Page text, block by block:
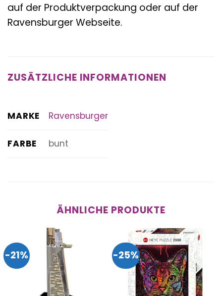
auf der Produktverpackung oder auf der
Ravensburger Webseite.
ZUSÄTZLICHE INFORMATIONEN
MARKE Ravensburger
FARBE bunt
ÄHNLICHE PRODUKTE
-21% -25%